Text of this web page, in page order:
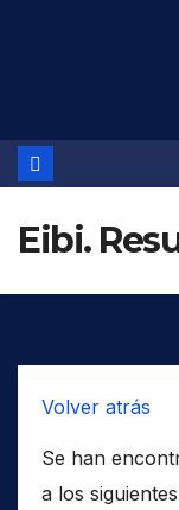
Eibi.
Volver atrás
Se han
a los